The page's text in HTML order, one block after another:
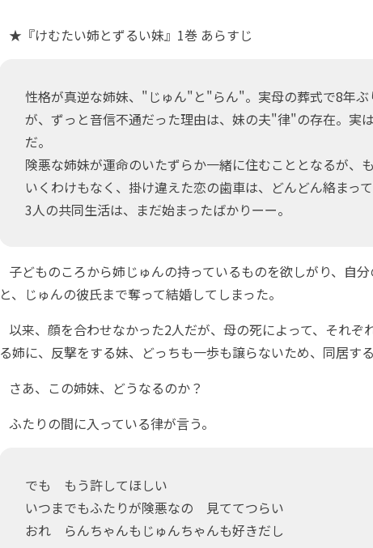
★『けむたい姉とずるい妹』1巻 あらすじ
性格が真逆な姉妹、"じゅん"と"らん"。実母の葬式で8年
が、ずっと音信不通だった理由は、妹の夫"律"の存在。実
だ。
険悪な姉妹が運命のいたずらか一緒に住むこととなるが、
いくわけもなく、掛け違えた恋の歯車は、どんどん絡まって
3人の共同生活は、まだ始まったばかりーー。
子どものころから姉じゅんの持っているものを欲しがり、自
と、じゅんの彼氏まで奪って結婚してしまった。
以来、顔を合わせなかった2人だが、母の死によって、それぞ
る姉に、反撃をする妹、どっちも一歩も譲らないため、同居す
さあ、この姉妹、どうなるのか？
ふたりの間に入っている律が言う。
でも もう許してほしい
いつまでもふたりが険悪なの 見ててつらい
おれ らんちゃんもじゅんちゃんも好きだし